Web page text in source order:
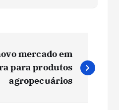
mercado em
para produtos
agropecuários